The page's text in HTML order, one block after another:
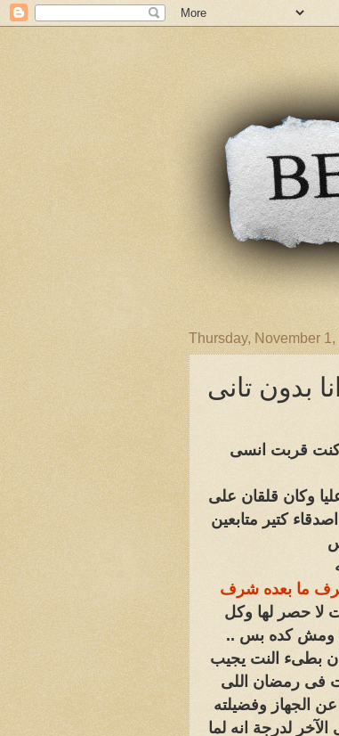
Thursday, November 1,
بدون تانى
كنت قربت انسى
وكان قلقان على
كتير متابعين
ما بعده شرف
لا حصر لها وكل
ومش كده بس ..
بطىء النت يجيب
فى رمضان اللى
عن الجهاز وفضيلته
لدرجة انه لما